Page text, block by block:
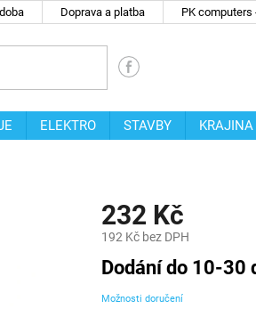
Doprava a platba PK computers
ELEKTRO STAVBY KRAJINA
232 Kč
192 Kč bez DPH
Měrná
cena:
Dodání do 10-30
Možnosti doručení